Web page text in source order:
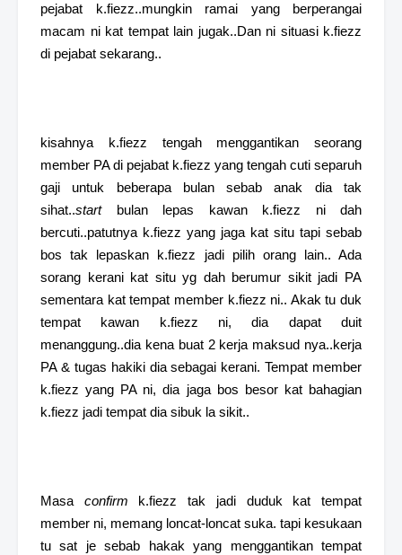
pejabat k.fiezz..mungkin ramai yang berperangai
macam ni kat tempat lain jugak..Dan ni situasi k.fiezz
di pejabat sekarang..
kisahnya k.fiezz tengah menggantikan seorang
member PA di pejabat k.fiezz yang tengah cuti separuh
gaji untuk beberapa bulan sebab anak dia tak
sihat..startbulan lepas kawan k.fiezz ni dah
bercuti..patutnya k.fiezz yang jaga kat situ tapi sebab
bos tak lepaskan k.fiezz jadi pilih orang lain.. Ada
sorang kerani kat situ yg dah berumur sikit jadi PA
sementara kat tempat member k.fiezz ni.. Akak tu duk
tempat kawan k.fiezz ni, dia dapat duit
menanggung..dia kena buat 2 kerja maksud nya..kerja
PA & tugas hakiki dia sebagai kerani.Tempat member
k.fiezz yang PA ni, dia jaga bos besor kat bahagian
k.fiezz jadi tempat dia sibuk la sikit..
Masa confirm k.fiezz tak jadi duduk kat tempat
member ni, memang loncat-loncat suka. tapi kesukaan
tu sat je sebab hakak yang menggantikan tempat